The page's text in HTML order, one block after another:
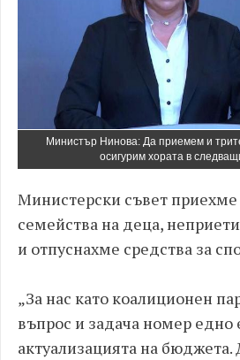
Министър Нинова: Да приемем и
осигурим хората в
Министерски съвет
семейства на деца,
и отпуснахме средства за
„За нас като коалиционен
въпрос и задача номер едно
актуализацията на бюджета.